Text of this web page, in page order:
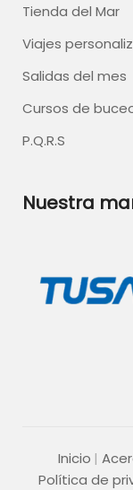
Tienda del Mar
Viajes
Salidas del mes
Cursos de
P.Q.R.S
Nuestra
Inicio
Política de